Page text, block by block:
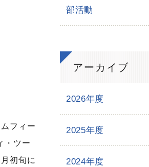
フィー
・ツー
初旬に
部活動
アーカイブ
2026年度
2025年度
2024年度